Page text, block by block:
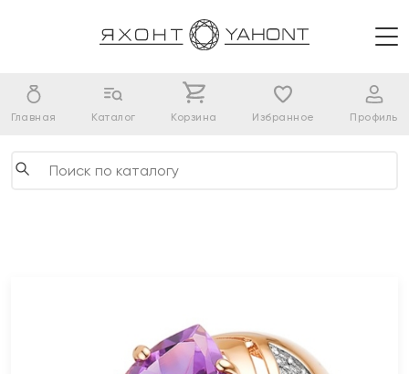
Главная Каталог Корзина Избранное Профиль